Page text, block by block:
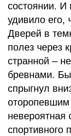
состоянии. И
удивило его,
Дверей в
полез через
странной –
бревнами.
спрыгнул
невероятная
спортивного